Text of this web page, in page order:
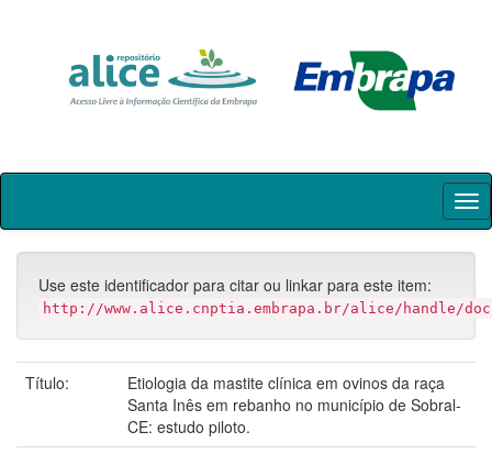
Skip
Use este identificador para citar ou linkar para este item:
http://www.alice.cnptia.embrapa.br/alice/handle/
Título:
Etiologia da mastite clínica em ovinos da raça
Santa Inês em rebanho no município de Sobral-
CE: estudo piloto.